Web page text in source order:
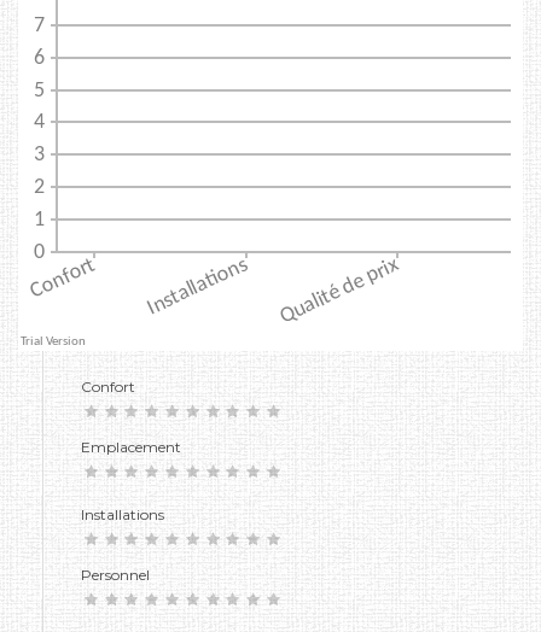
Confort
Emplacement
Installations
Personnel